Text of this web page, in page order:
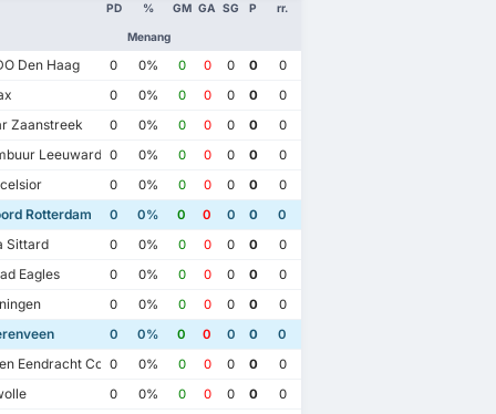
PD %
Menang
GM GA SG P rr.
Den Haag 0 0% 0 0 0 0 0
0 0% 0 0 0 0 0
Zaanstreek 0 0% 0 0 0 0 0
Leeuwarden
0 0% 0 0 0 0 0
0 0% 0 0 0 0 0
Rotterdam 0 0% 0 0 0 0 0
Sittard 0 0% 0 0 0 0 0
Eagles 0 0% 0 0 0 0 0
0 0% 0 0 0 0 0
0 0% 0 0 0 0 0
Eendracht Combinatie
0 0% 0 0 0 0 0
0 0% 0 0 0 0 0